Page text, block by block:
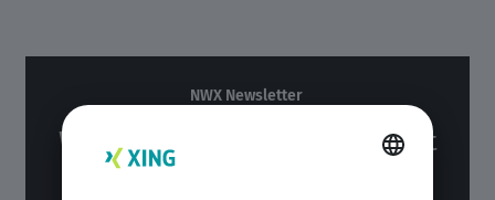
NWX Newsletter
Was du über Arbeit und Zukunft
wissen möchtest. Alle 14 Tage.